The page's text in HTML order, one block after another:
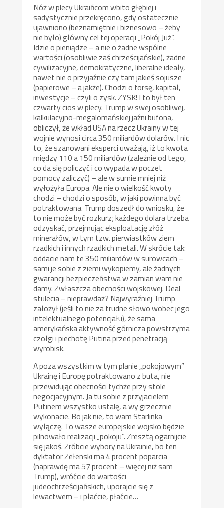
Nóż w plecy Ukraińcom wbito głębiej i
sadystycznie przekręcono, gdy ostatecznie
ujawniono (beznamiętnie i biznesowo – żeby
nie było) główny cel tej operacji „Pokój Już”.
Idzie o pieniądze – a nie o żadne wspólne
wartości (osobliwie zaś chrześcijańskie), żadne
cywilizacyjne, demokratyczne, liberalne ideały,
nawet nie o przyjaźnie czy tam jakieś sojusze
(papierowe – a jakże). Chodzi o forsę, kapitał,
inwestycje – czyli o zysk. ZYSK! I to był ten
czwarty cios w plecy. Trump w swej osobliwej,
kalkulacyjno-megalomańskiej jaźni bufona,
obliczył, że wkład USA na rzecz Ukrainy w tej
wojnie wynosi circa 350 miliardów dolarów. I nic
to, że szanowani eksperci uważają, iż to kwota
między 110 a 150 miliardów (zależnie od tego,
co da się policzyć i co wypada w poczet
pomocy zaliczyć) – ale w sumie mniej niż
wyłożyła Europa. Ale nie o wielkość kwoty
chodzi – chodzi o sposób, w jaki powinna być
potraktowana. Trump doszedł do wniosku, że
to nie może być rozkurz; każdego dolara trzeba
odzyskać, przejmując eksploatację złóż
minerałów, w tym tzw. pierwiastków ziem
rzadkich i innych rzadkich metali. W skrócie tak:
oddacie nam te 350 miliardów w surowcach –
sami je sobie z ziemi wykopiemy, ale żadnych
gwarancji bezpieczeństwa w zamian wam nie
damy. Zwłaszcza obecności wojskowej. Deal
stulecia – nieprawdaż? Najwyraźniej Trump
założył (jeśli to nie za trudne słowo wobec jego
intelektualnego potencjału), że sama
amerykańska aktywność górnicza powstrzyma
czołgi i piechotę Putina przed penetracją
wyrobisk.
A poza wszystkim w tym planie „pokojowym”
Ukrainę i Europę potraktowano z buta, nie
przewidując obecności tychże przy stole
negocjacyjnym. Ja tu sobie z przyjacielem
Putinem wszystko ustalę, a wy grzecznie
wykonacie. Bo jak nie, to wam Starlinka
wyłączę. To wasze europejskie wojsko będzie
pilnowało realizacji „pokoju”. Zresztą ogarnijcie
się jakoś. Zróbcie wybory na Ukrainie, bo ten
dyktator Zełenski ma 4 procent poparcia
(naprawdę ma 57 procent – więcej niż sam
Trump), wróćcie do wartości
judeochrześcijańskich, uporajcie się z
lewactwem – i płaćcie, płaćcie…